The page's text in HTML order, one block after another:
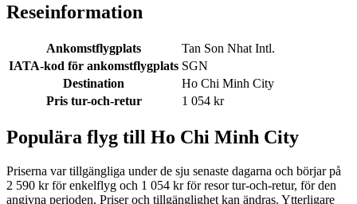
Reseinformation
Ankomstflygplats
Tan Son Nhat Intl.
IATA-kod för ankomstflygplats SGN
Destination
Ho Chi Minh City
Pris tur-och-retur
1 054 kr
Populära flyg till Ho Chi Minh City
Priserna var tillgängliga under de sju senaste dagarna och börjar på
2 590 kr för enkelflyg och 1 054 kr för resor tur-och-retur, för den
angivna perioden. Priser och tillgänglighet kan ändras. Ytterligare